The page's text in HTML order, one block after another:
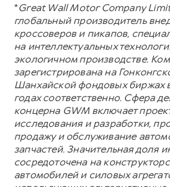
*Great Wall Motor Company
глобальный производитель
кроссоверов и пикапов,
на интеллектуальных
экологичном производстве.
зарегистрирована на
Шанхайской фондовых биржах
годах соответственно. Сфера
концерна GWM включает
исследования и разработки,
продажу и обслуживание
запчастей. Значительная доля
сосредоточена на
автомобилей и силовых